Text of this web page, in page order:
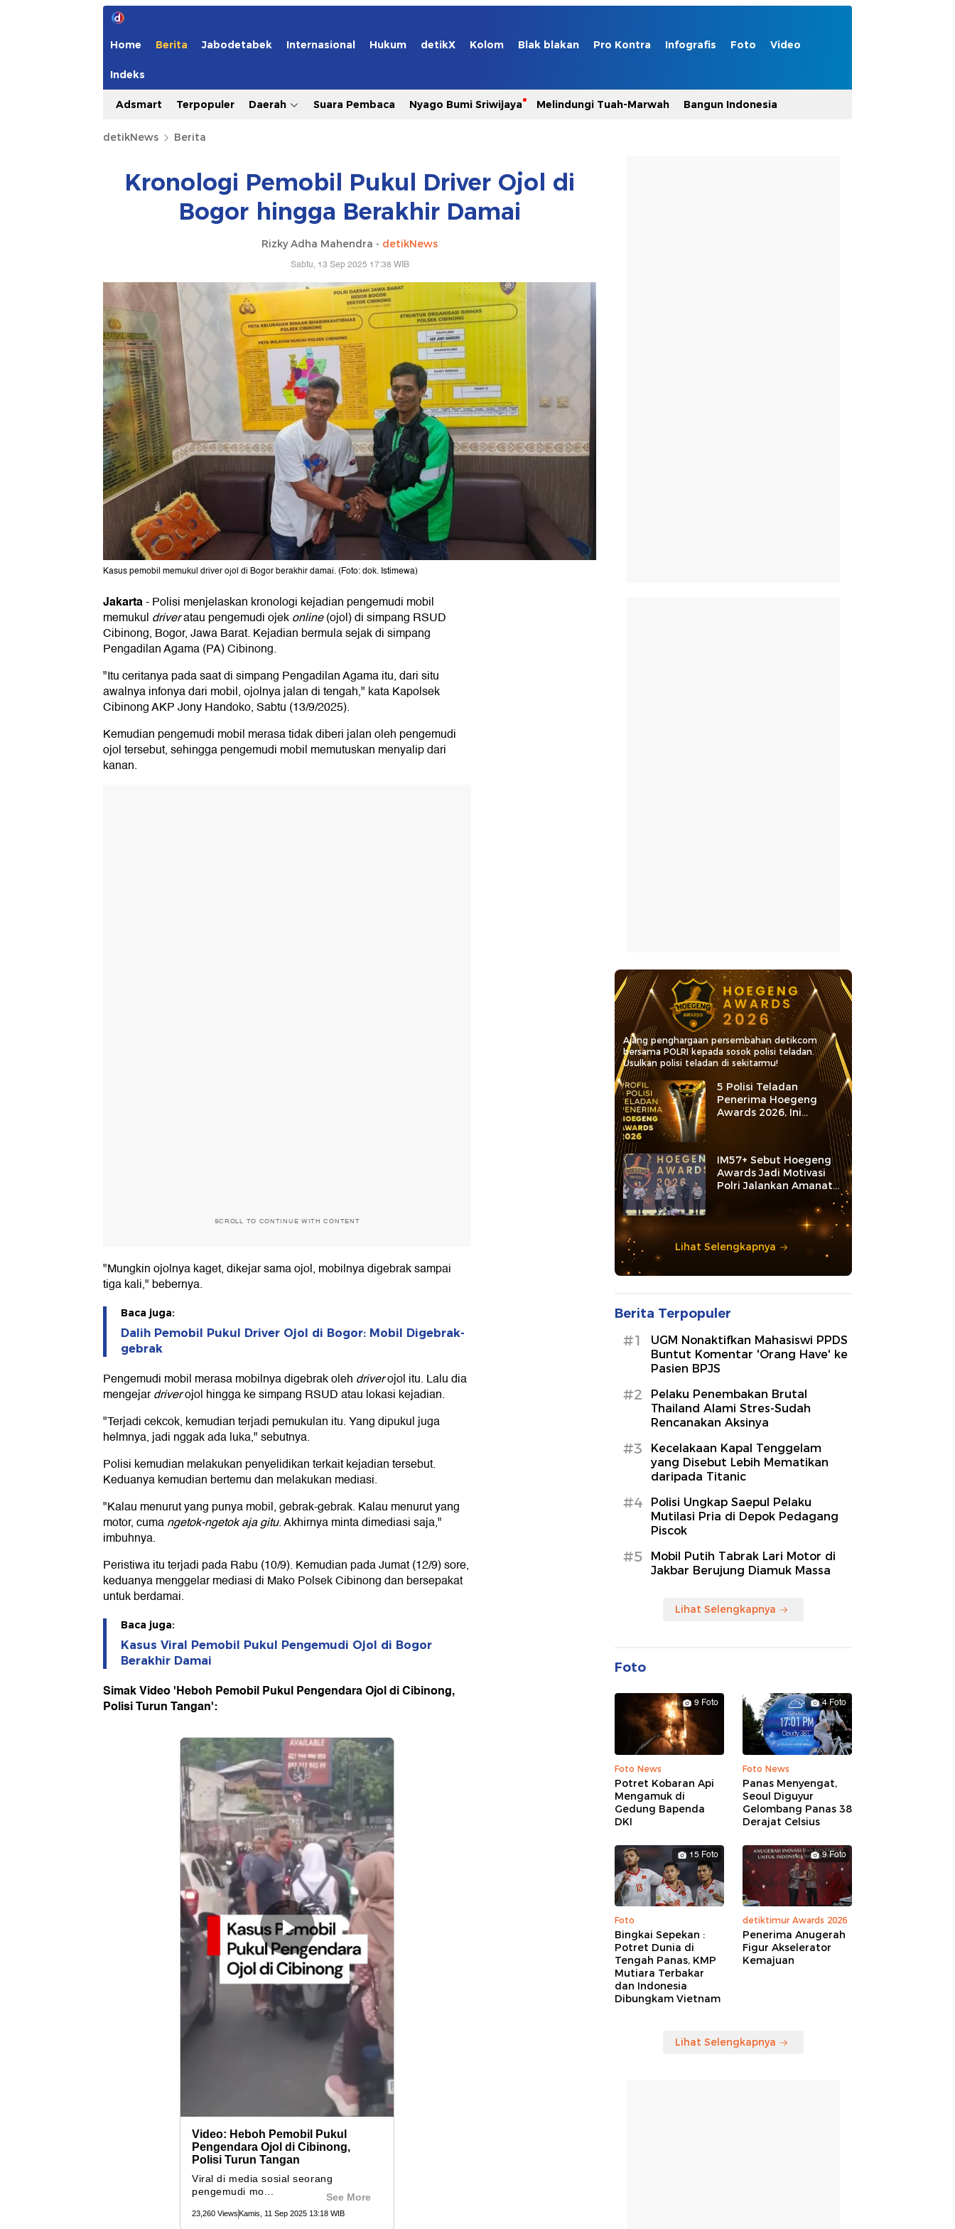
Home Berita Jabodetabek Internasional Hukum detikX Kolom Blak blakan Pro Kontra Infografis Foto Video
Indeks
Adsmart Terpopuler Daerah Suara Pembaca Nyago Bumi Sriwijaya Melindungi Tuah-Marwah Bangun Indonesia
detikNews Berita
Kronologi Pemobil Pukul Driver Ojol di
Bogor hingga Berakhir Damai
Rizky Adha Mahendra - detikNews
Sabtu, 13 Sep 2025 17:38 WIB
Kasus pemobil memukul driver ojol di Bogor berakhir damai. (Foto: dok. Istimewa)
Jakarta-Polisi menjelaskan kronologi kejadian pengemudi mobil
memukul driveratau pengemudi ojekonline(ojol) di simpang RSUD
Cibinong, Bogor, Jawa Barat. Kejadian bermula sejak di simpang
Pengadilan Agama (PA) Cibinong.
"Itu ceritanya pada saat di simpang Pengadilan Agama itu, dari situ
awalnya infonya dari mobil, ojolnya jalan di tengah," kata Kapolsek
Cibinong AKP Jony Handoko, Sabtu (13/9/2025).
Kemudian pengemudi mobil merasa tidak diberi jalan oleh pengemudi
ojol tersebut, sehingga pengemudi mobil memutuskan menyalip dari
kanan.
SCROLL TO CONTINUE WITH CONTENT
"Mungkin ojolnya kaget, dikejar sama ojol, mobilnya digebrak sampai
tiga kali," bebernya.
Baca juga:
Dalih Pemobil Pukul Driver Ojol di Bogor: Mobil Digebrak-
gebrak
Pengemudi mobil merasa mobilnya digebrak oleh driverojol itu. Lalu dia
mengejardriverojol hingga ke simpang RSUD atau lokasi kejadian.
"Terjadi cekcok, kemudian terjadi pemukulan itu. Yang dipukul juga
helmnya, jadi nggak ada luka," sebutnya.
Polisi kemudian melakukan penyelidikan terkait kejadian tersebut.
Keduanya kemudian bertemu dan melakukan mediasi.
"Kalau menurut yang punya mobil, gebrak-gebrak. Kalau menurut yang
motor, cumangetok-ngetok aja gitu. Akhirnya minta dimediasi saja,"
imbuhnya.
Peristiwa itu terjadi pada Rabu (10/9). Kemudian pada Jumat (12/9) sore,
keduanya menggelar mediasi di Mako Polsek Cibinong dan bersepakat
untuk berdamai.
Baca juga:
Kasus Viral Pemobil Pukul Pengemudi Ojol di Bogor
Berakhir Damai
Simak Video 'Heboh Pemobil Pukul Pengendara Ojol di Cibinong,
Polisi Turun Tangan':
Ajang penghargaan persembahan detikcom
bersama POLRI kepada sosok polisi teladan.
Usulkan polisi teladan di sekitarmu!
5 Polisi Teladan
Penerima Hoegeng
Awards 2026, Ini
Kategori dan Kiprahnya
IM57+ Sebut Hoegeng
Awards Jadi Motivasi
Polri Jalankan Amanat
Lihat Selengkapnya
Berita Terpopuler
#1
UGM Nonaktifkan Mahasiswi PPDS
Buntut Komentar 'Orang Have' ke
Pasien BPJS
#2
Pelaku Penembakan Brutal
Thailand Alami Stres-Sudah
Rencanakan Aksinya
#3
Kecelakaan Kapal Tenggelam
yang Disebut Lebih Mematikan
daripada Titanic
#4
Polisi Ungkap Saepul Pelaku
Mutilasi Pria di Depok Pedagang
Piscok
#5
Mobil Putih Tabrak Lari Motor di
Jakbar Berujung Diamuk Massa
Lihat Selengkapnya
Foto
9 Foto
Foto News
Potret Kobaran Api
Mengamuk di
Gedung Bapenda
DKI
4 Foto
Foto News
Panas Menyengat,
Seoul Diguyur
Gelombang Panas 38
Derajat Celsius
15 Foto
Foto
Bingkai Sepekan :
Potret Dunia di
Tengah Panas, KMP
Mutiara Terbakar
dan Indonesia
Dibungkam Vietnam
9 Foto
detiktimur Awards 2026
Penerima Anugerah
Figur Akselerator
Kemajuan
Lihat Selengkapnya